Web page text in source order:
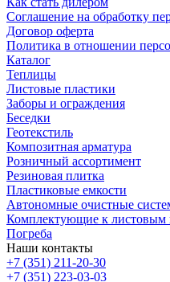
Соглашение на обработку
Договор оферта
Политика в отношении
Каталог
Теплицы
Листовые пластики
Заборы и ограждения
Беседки
Геотекстиль
Композитная арматура
Розничный ассортимент
Резиновая плитка
Пластиковые емкости
Автономные очистные
Комплектующие к листовым
Погреба
Наши контакты
+7 (351) 211-20-30
+7 (351) 223-03-03